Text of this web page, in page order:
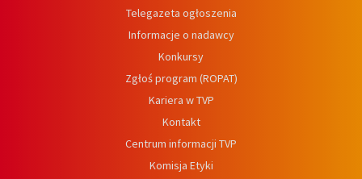
Telegazeta ogłoszenia
Informacje o nadawcy
Konkursy
Zgłoś program (ROPAT)
Kariera w TVP
Kontakt
Centrum informacji TVP
Komisja Etyki